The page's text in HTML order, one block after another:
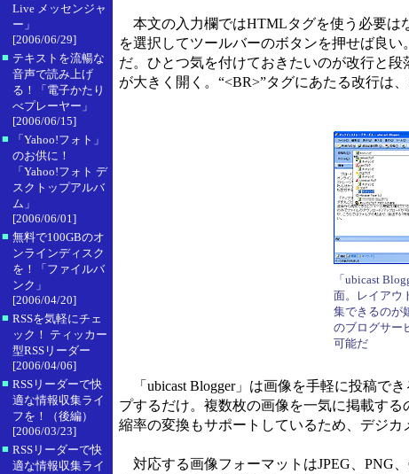
Live メッセンジャ
ー」
[2006/06/29]
■ テキストを流暢な
音声で読み上げ
る！「電子かたり
べプレーヤー」
[2006/06/15]
■
「Yahoo!フォト」
のお供に！
「Yahoo!フォト デ
スクトップアルバ
ム」
[2006/06/01]
■ 無料で100GBのオ
ンラインディスク
を！「ファイルバ
ンク」
[2006/04/20]
■ RSSを気軽にチェ
ック！ ティッカー
型RSSリーダー
[2006/04/06]
■ RSSリーダーで快
適な情報収集ライ
フを！（後編）
[2006/03/23]
■ RSSリーダーで快
適な情報収集ライ
本文の入力欄ではHTMLタグを使う必要は
を選択してツールバーのボタンを押せば良
だ。ひとつ気を付けておきたいのが改行と段
が大きく開く。“<BR>”タグにあたる改行は
「ubicast
面。レイアウ
集できるのが
のブログサー
可能だ
「ubicast Blogger」は画像を手軽に投稿で
プするだけ。複数枚の画像を一気に掲載す
縮率の変換もサポートしているため、デジカ
対応する画像フォーマットはJPEG、PNG